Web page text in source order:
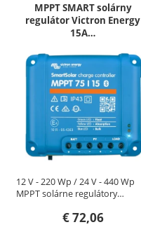
MPPT SMART solárny
regulátor Victron Energy
15A…
12 V - 220 Wp / 24 V - 440 Wp
MPPT solárne regulátory…
€72,06